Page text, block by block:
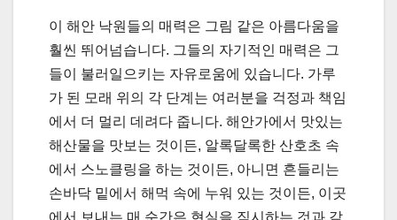
이 해안 낙원들의 매력은 그림 같은 아름다움을
훨씬 뛰어넘습니다. 그들의 자기적인 매력은 그
들이 불러일으키는 자유로움에 있습니다. 가루
가 된 모래 위의 각 단계는 여러분을 걱정과 책임
에서 더 멀리 데려다 줍니다. 해안가에서 맛있는
해산물을 맛보는 것이든, 알록달록한 산호초 속
에서 스노클링을 하는 것이든, 아니면 흔들리는
손바닥 밑에서 해먹 속에 누워 있는 것이든, 이곳
에서 보내는 매 순간은 현실을 직시하는 것과 같